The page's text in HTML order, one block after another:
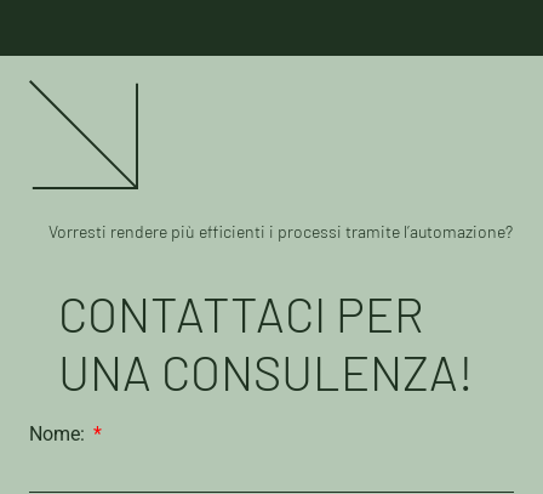
Vorresti rendere più efficienti i processi tramite l’automazione?
CONTATTACI PER
UNA CONSULENZA!
Nome: